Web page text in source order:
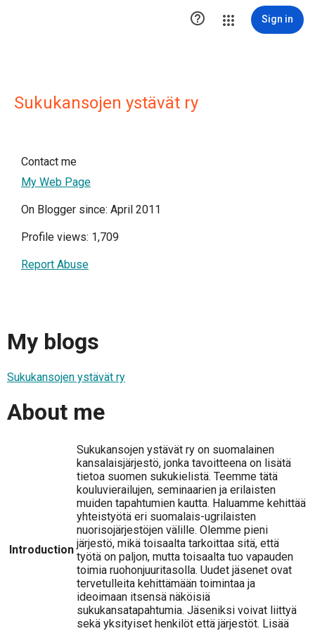
 Sign in
Sukukansojen ystävät ry
Contact me
My Web Page
On Blogger since: April 2011
Profile views: 1,709
Report Abuse
My blogs
Sukukansojen ystävät ry
About me
Introduction
Sukukansojen ystävät ry on suomalainen
kansalaisjärjestö, jonka tavoitteena on lisätä
tietoa suomen sukukielistä. Teemme tätä
kouluvierailujen, seminaarien ja erilaisten
muiden tapahtumien kautta. Haluamme kehittää
yhteistyötä eri suomalais-ugrilaisten
nuorisojärjestöjen välille. Olemme pieni
järjestö, mikä toisaalta tarkoittaa sitä, että
työtä on paljon, mutta toisaalta tuo vapauden
toimia ruohonjuuritasolla. Uudet jäsenet ovat
tervetulleita kehittämään toimintaa ja
ideoimaan itsensä näköisiä
sukukansatapahtumia. Jäseniksi voivat liittyä
sekä yksityiset henkilöt että järjestöt. Lisää